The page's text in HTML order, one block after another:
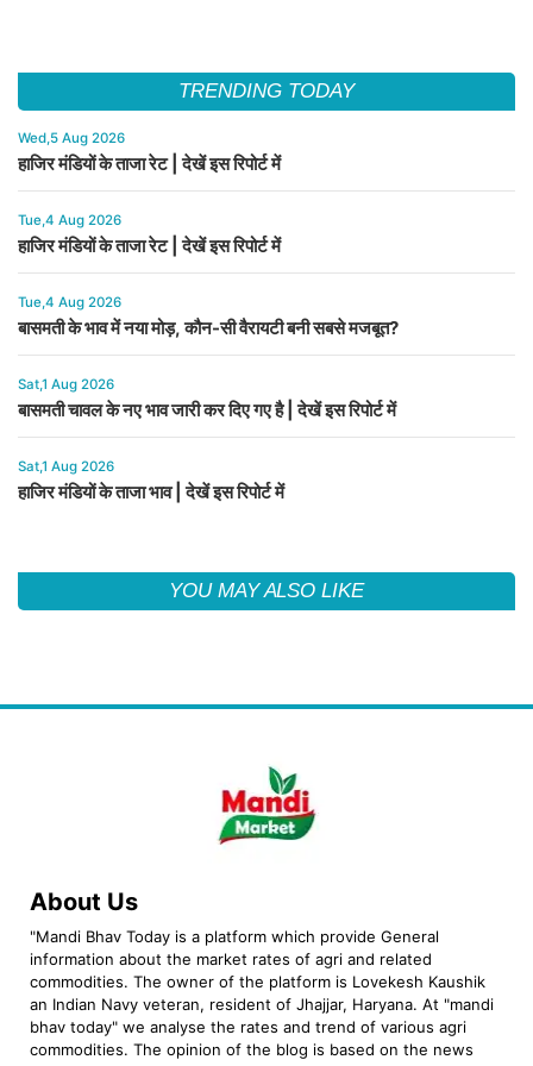
TRENDING TODAY
Wed,5 Aug 2026
हाजिर मंडियों के ताजा रेट | देखें इस रिपोर्ट में
Tue,4 Aug 2026
हाजिर मंडियों के ताजा रेट | देखें इस रिपोर्ट में
Tue,4 Aug 2026
बासमती के भाव में नया मोड़, कौन-सी वैरायटी बनी सबसे मजबूत?
Sat,1 Aug 2026
बासमती चावल के नए भाव जारी कर दिए गए है | देखें इस रिपोर्ट में
Sat,1 Aug 2026
हाजिर मंडियों के ताजा भाव | देखें इस रिपोर्ट में
YOU MAY ALSO LIKE
About Us
"Mandi Bhav Today is a platform which provide General
information about the market rates of agri and related
commodities. The owner of the platform is Lovekesh Kaushik
an Indian Navy veteran, resident of Jhajjar, Haryana. At "mandi
bhav today" we analyse the rates and trend of various agri
commodities. The opinion of the blog is based on the news